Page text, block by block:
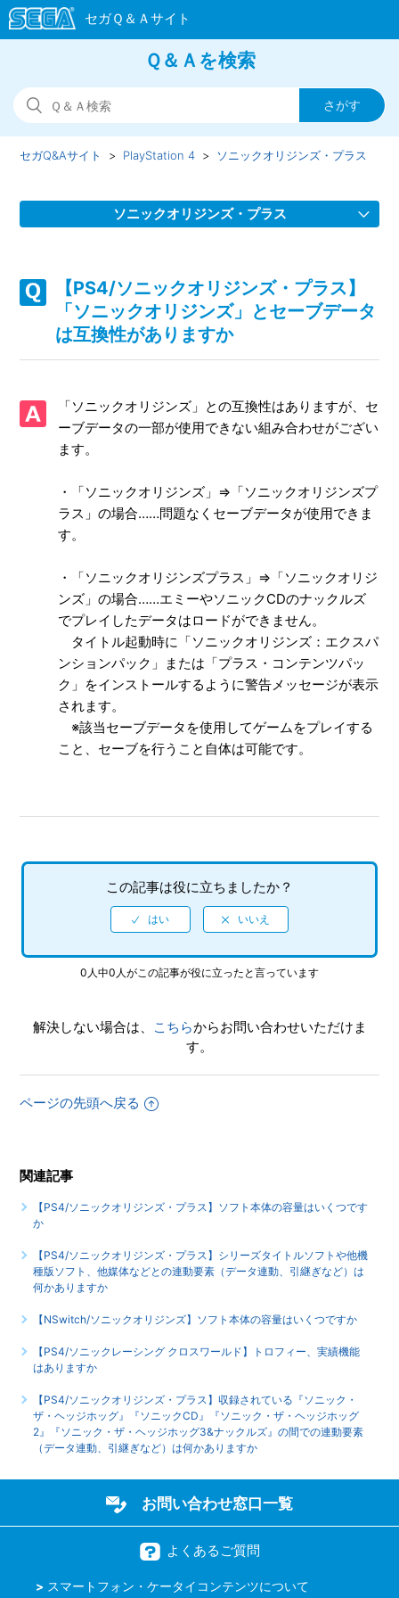
Ｑ＆Ａを検索
セガQ&Aサイト PlayStation 4 ソニックオリジンズ・プラス
ソニックオリジンズ・プラス
アル）はどこかで見られますか
【PS4/ソニックオリジンズ・プラス】Steam／Epic Games
Store 版の問い合わせ先はどこですか
画面写真を、動画サイト／SNS等で公開してもいいですか
【PS4/ソニックオリジンズ・プラス】シェア機能に対応し
【PS4/ソニックオリジンズ・プラス】エンディング後（ク
リア後）は何かモードが追加されたりしますか、エンディン
【PS4/ソニックオリジンズ・プラス】トロフィーは「ソニ
ックオリジンズ」と共通ですか
【PS4/ソニックオリジンズ・プラス】PS4とPS5ではトロフ
ィーは共有ですか、それとも別々になりますか
【PS4/ソニックオリジンズ・プラス】難易度設定はありま
【PS4/ソニックオリジンズ・プラス】
「ソニックオリジンズ」とセーブデータ
は互換性がありますか
「ソニックオリジンズ」との互換性はありますが、セ
ーブデータの一部が使用できない組み合わせがござい
ます。
・「ソニックオリジンズ」⇒「ソニックオリジンズプ
ラス」の場合……問題なくセーブデータが使用できま
す。
・「ソニックオリジンズプラス」⇒「ソニックオリジ
ンズ」の場合……エミーやソニックCDのナックルズ
でプレイしたデータはロードができません。
タイトル起動時に「ソニックオリジンズ：エクスパ
ンションパック」または「プラス・コンテンツパッ
ク」をインストールするように警告メッセージが表示
されます。
※該当セーブデータを使用してゲームをプレイする
こと、セーブを行うこと自体は可能です。
この記事は役に立ちましたか？
0人中0人がこの記事が役に立ったと言っています
解決しない場合は、 こちらからお問い合わせいただけま
す。
ページの先頭へ戻る
関連記事
【PS4/ソニックオリジンズ・プラス】ソフト本体の容量はいくつです
か
【PS4/ソニックオリジンズ・プラス】シリーズタイトルソフトや他機
種版ソフト、他媒体などとの連動要素（データ連動、引継ぎなど）は
何かありますか
【NSwitch/ソニックオリジンズ】ソフト本体の容量はいくつですか
【PS4/ソニックレーシング クロスワールド】トロフィー、実績機能
はありますか
【PS4/ソニックオリジンズ・プラス】収録されている『ソニック・
ザ・ヘッジホッグ』『ソニックCD』『ソニック・ザ・ヘッジホッグ
2』『ソニック・ザ・ヘッジホッグ3&ナックルズ』の間での連動要素
（データ連動、引継ぎなど）は何かありますか
お問い合わせ窓口一覧
よくあるご質問
スマートフォン・ケータイコンテンツについて